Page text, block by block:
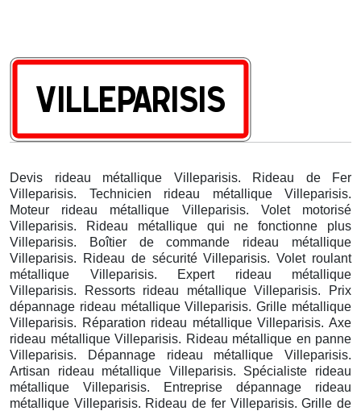
Devis rideau métallique Villeparisis. Rideau de Fer
Villeparisis. Technicien rideau métallique Villeparisis.
Moteur rideau métallique Villeparisis. Volet motorisé
Villeparisis. Rideau métallique qui ne fonctionne plus
Villeparisis. Boîtier de commande rideau métallique
Villeparisis. Rideau de sécurité Villeparisis. Volet roulant
métallique Villeparisis. Expert rideau métallique
Villeparisis. Ressorts rideau métallique Villeparisis. Prix
dépannage rideau métallique Villeparisis. Grille métallique
Villeparisis. Réparation rideau métallique Villeparisis. Axe
rideau métallique Villeparisis. Rideau métallique en panne
Villeparisis. Dépannage rideau métallique Villeparisis.
Artisan rideau métallique Villeparisis. Spécialiste rideau
métallique Villeparisis. Entreprise dépannage rideau
métallique Villeparisis. Rideau de fer Villeparisis. Grille de